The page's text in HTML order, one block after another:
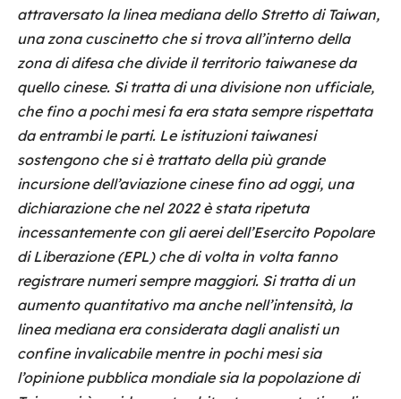
attraversato la linea mediana dello Stretto di Taiwan,
una zona cuscinetto che si trova all’interno della
zona di difesa che divide il territorio taiwanese da
quello cinese. Si tratta di una divisione non ufficiale,
che fino a pochi mesi fa era stata sempre rispettata
da entrambi le parti. Le istituzioni taiwanesi
sostengono che si è trattato della più grande
incursione dell’aviazione cinese fino ad oggi, una
dichiarazione che nel 2022 è stata ripetuta
incessantemente con gli aerei dell’Esercito Popolare
di Liberazione (EPL) che di volta in volta fanno
registrare numeri sempre maggiori. Si tratta di un
aumento quantitativo ma anche nell’intensità, la
linea mediana era considerata dagli analisti un
confine invalicabile mentre in pochi mesi sia
l’opinione pubblica mondiale sia la popolazione di